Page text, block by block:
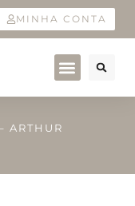
MINHA CONTA
ARTHUR